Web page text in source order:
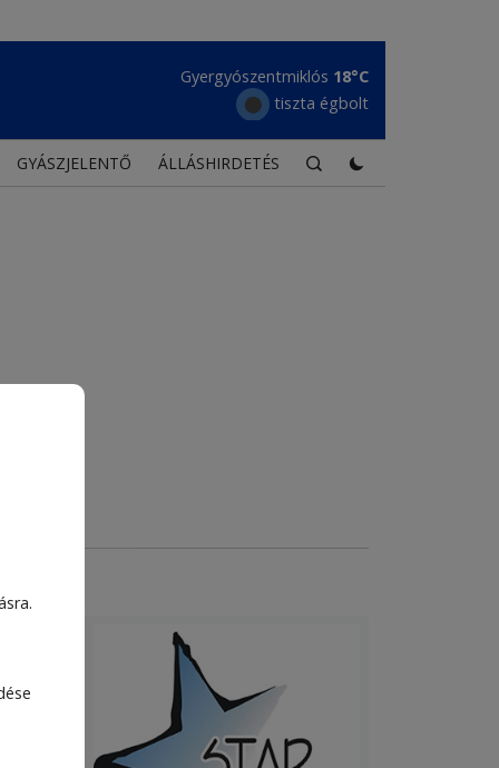
Gyergyószentmiklós 18°C
tiszta égbolt
GYÁSZJELENTŐ ÁLLÁSHIRDETÉS